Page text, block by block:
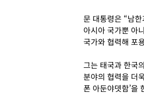
문 대통령은 “남
아시아 국가뿐 아
국가와 협력해 포
그는 태국과 한국
분야의 협력을 더
폰 아둔야뎃함’을